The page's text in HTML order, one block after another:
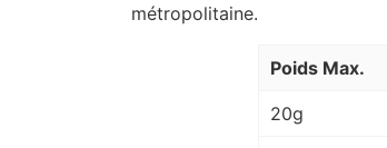
métropolitaine.
Poids Max.
20g